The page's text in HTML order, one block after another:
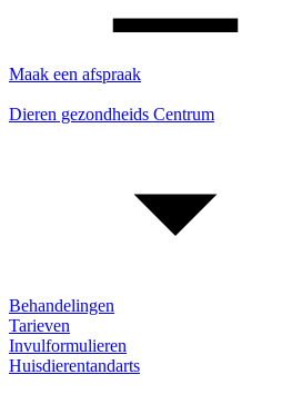
Maak een afspraak
Dieren gezondheids Centrum
Behandelingen
Tarieven
Invulformulieren
Huisdierentandarts